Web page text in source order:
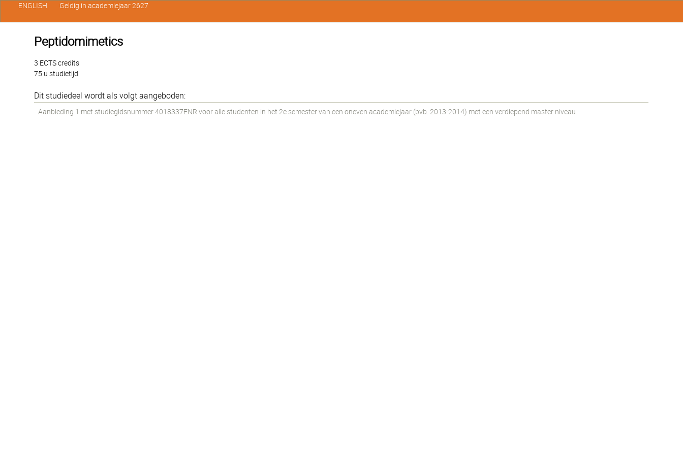
Peptidomimetics
3 ECTS credits
75 u studietijd
Dit studiedeel wordt als volgt aangeboden:
Aanbieding 1 met studiegidsnummer 4018337ENR voor alle studenten in het 2e semester van een oneven academiejaar (bvb. 2013-2014) met een verdiepend master niveau.
ENGLISH Geldig in academiejaar 2627